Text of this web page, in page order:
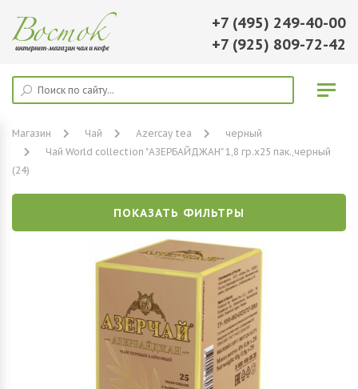
+7 (495) 249-40-00
+7 (925) 809-72-42
Магазин Чай Azercay tea
черный
Чай World collection "АЗЕРБАЙДЖАН" 1,8 гр.х25 пак.,черный
(24)
ПОКАЗАТЬ ФИЛЬТРЫ